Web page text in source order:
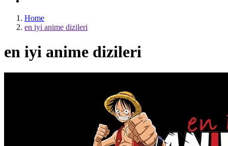
Home
en iyi anime dizileri
en iyi anime dizileri